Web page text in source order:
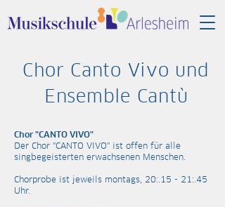
Chor Canto Vivo und
Ensemble Cantù
Chor "CANTO VIVO"
Der Chor "CANTO VIVO" ist offen für alle
singbegeisterten erwachsenen Menschen.
Chorprobe ist jeweils montags, 20:.15 - 21:.45
Uhr.